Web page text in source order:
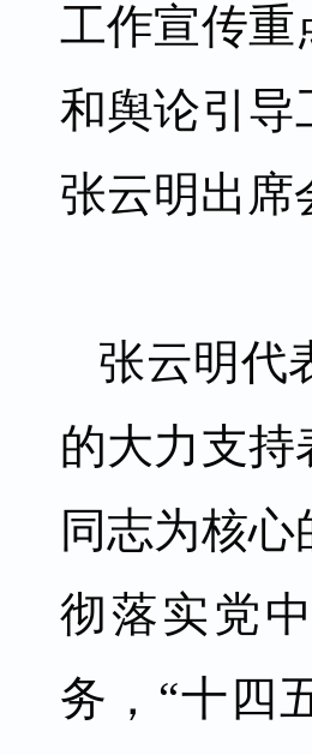
工作宣传重
和舆论引导
张云明出席
张云明代
的大力支
同志为核
彻落实党
务，“十四